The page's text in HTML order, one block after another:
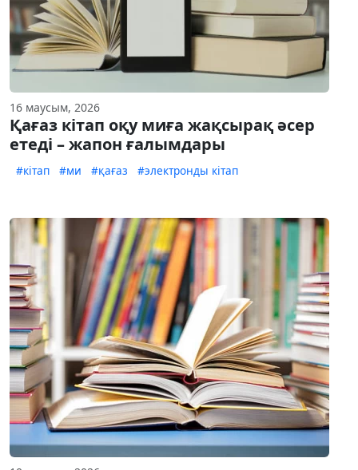
16 маусым, 2026
Қағаз кітап оқу миға жақсырақ әсер
етеді – жапон ғалымдары
#кітап #ми #қағаз #электронды кітап